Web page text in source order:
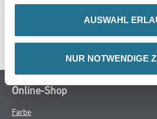
AUSWAHL
NUR NOTWENDIGE
DATENBLÄTTER
SPEZIFIKATIONEN
Online-Shop
Farbe